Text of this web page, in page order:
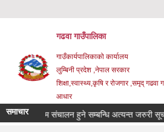
गढवा गाउँपालिका
गाउँकार्यपालिकाको कार्यालय
लुम्बिनी प्रदेश ,नेपाल सरकार
शिक्षा,स्वास्थ्य,कृषि र रोजगार ,समृद् गढवा
आधार
समाचार
कार्यक्रम संचालन हुने सम्बन्धि अत्यन्त जरुरी सूचना।